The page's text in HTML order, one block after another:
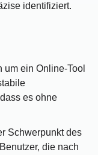
identifiziert.
um ein Online-Tool
es ohne
Schwerpunkt des
die nach